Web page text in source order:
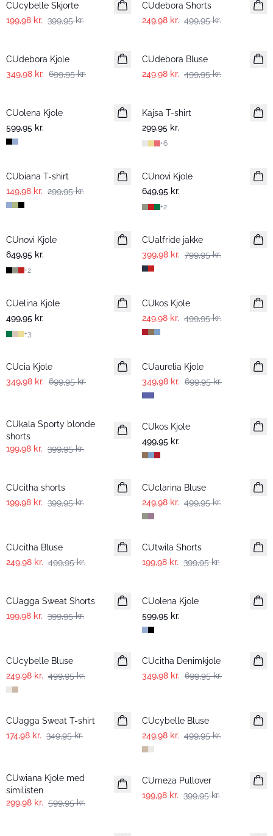
CUcybelle Skjorte
199,98 kr. 399,95 kr.
CUdebora Shorts
249,98 kr. 499,95 kr.
CUdebora Kjole
349,98 kr. 699,95 kr.
CUdebora Bluse
249,98 kr. 499,95 kr.
CUolena Kjole
599,95 kr.
Nyhed
Kajsa T-shirt
299,95 kr.
+6
CUbiana T-shirt
149,98 kr. 299,95 kr.
CUnovi Kjole
649,95 kr.
+2
CUnovi Kjole
649,95 kr.
+2
CUalfride jakke
399,98 kr. 799,95 kr.
CUelina Kjole
499,95 kr.
+3
CUkos Kjole
249,98 kr. 499,95 kr.
CUcia Kjole
349,98 kr. 699,95 kr.
CUaurelia Kjole
349,98 kr. 699,95 kr.
CUkala Sporty blonde
shorts
199,98 kr. 399,95 kr.
CUkos Kjole
499,95 kr.
CUcitha shorts
199,98 kr. 399,95 kr.
CUclarina Bluse
249,98 kr. 499,95 kr.
CUcitha Bluse
249,98 kr. 499,95 kr.
-50%
CUtwila Shorts
199,98 kr. 399,95 kr.
CUagga Sweat Shorts
199,98 kr. 399,95 kr.
CUolena Kjole
599,95 kr.
CUcybelle Bluse
249,98 kr. 499,95 kr.
-50%
CUcitha Denimkjole
349,98 kr. 699,95 kr.
-50%
CUagga Sweat T-shirt
174,98 kr. 349,95 kr.
CUcybelle Bluse
249,98 kr. 499,95 kr.
CUwiana Kjole med
similisten
299,98 kr. 599,95 kr.
-50%
CUmeza Pullover
199,98 kr. 399,95 kr.